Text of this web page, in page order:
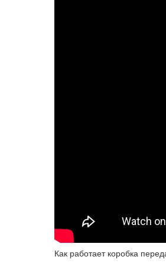
Как работает коробка